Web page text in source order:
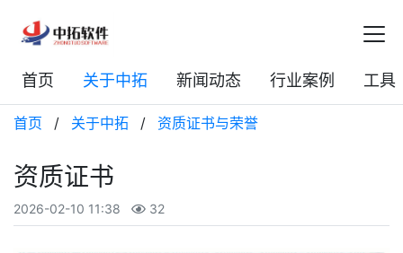
首页 关于中拓 新闻动态 行业案例 工具
首页 / 关于中拓 / 资质证书与荣誉
资质证书
2026-02-10 11:38 32